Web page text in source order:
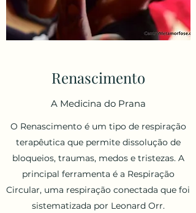
Renascimento
A Medicina do Prana
O Renascimento é um tipo de respiração
terapêutica que permite dissolução de
bloqueios, traumas, medos e tristezas. A
principal ferramenta é a Respiração
Circular, uma respiração conectada que foi
sistematizada por Leonard Orr.